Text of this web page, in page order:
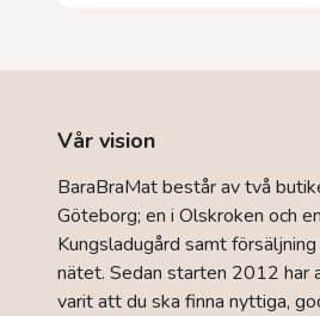
Vår vision
BaraBraMat består av två
Göteborg; en i Olskroken och
Kungsladugård samt försäljning
nätet. Sedan starten 2012 har
varit att du ska finna nyttiga,